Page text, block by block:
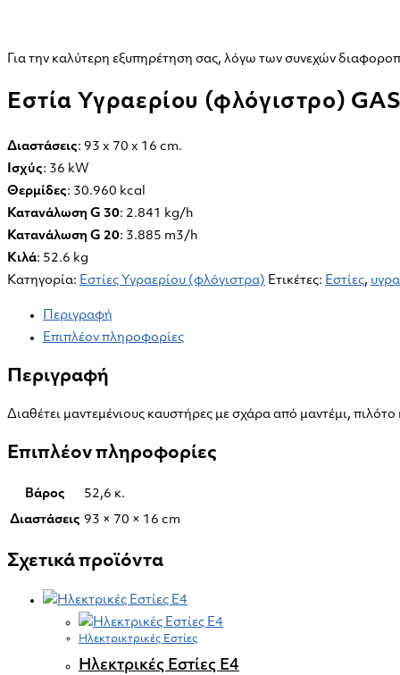
E26
Για την καλύτερη εξυπηρέτηση σας, λόγω των συνεχών
Εστία Υγραερίου (φλόγιστρο)
Διαστάσεις: 93 x 70 x 16 cm.
Ισχύς: 36 kW
Θερμίδες: 30.960 kcal
Κατανάλωση G 30: 2.841 kg/h
Κατανάλωση G 20: 3.885 m3/h
Κιλά: 52.6 kg
Κατηγορία: Εστίες Υγραερίου (φλόγιστρα) Ετικέτες: Εστίες,
Περιγραφή
Επιπλέον πληροφορίες
Περιγραφή
Διαθέτει μαντεμένιους καυστήρες με σχάρα από μαντέμι,
Επιπλέον πληροφορίες
Βάρος
52,6 κ.
Διαστάσεις 93 × 70 × 16 cm
Σχετικά προϊόντα
Ηλεκτρικτρικές Εστίες
Ηλεκτρικές Εστίες E4